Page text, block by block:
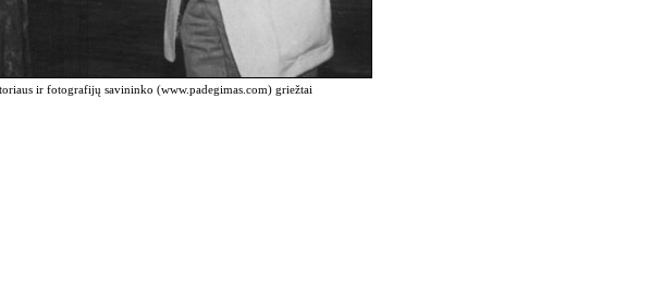
ir fotografijų savininko (www.padegimas.com) griežtai